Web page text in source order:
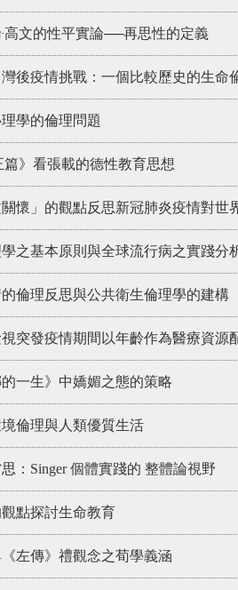
高文的性平實論──再思性的定義
後疫情挑戰：一個比較歷史的生命
學的倫理問題
篇》看張載的德性教育思想
懷」的觀點反思新冠肺炎疫情對世
之基本原則與全球流行病之實踐分
倫理反思與公共衛生倫理學的建構
突發疫情期間以年齡作為醫療資源
一生》中嬌媚之態的策略
倫理與人類優質生活
：Singer 個體實踐的 整體論視野
點探討生命教育
《左傳》禮觀念之荀學義涵